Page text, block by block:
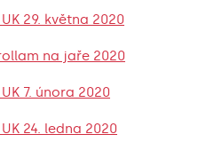
29. května 2020
na jaře 2020
7. února 2020
24. ledna 2020